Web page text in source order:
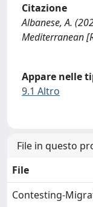
Citazione
Albanese, A.
Mediterranean
Appare nelle
9.1 Altro
File in questo
File
Contesting-